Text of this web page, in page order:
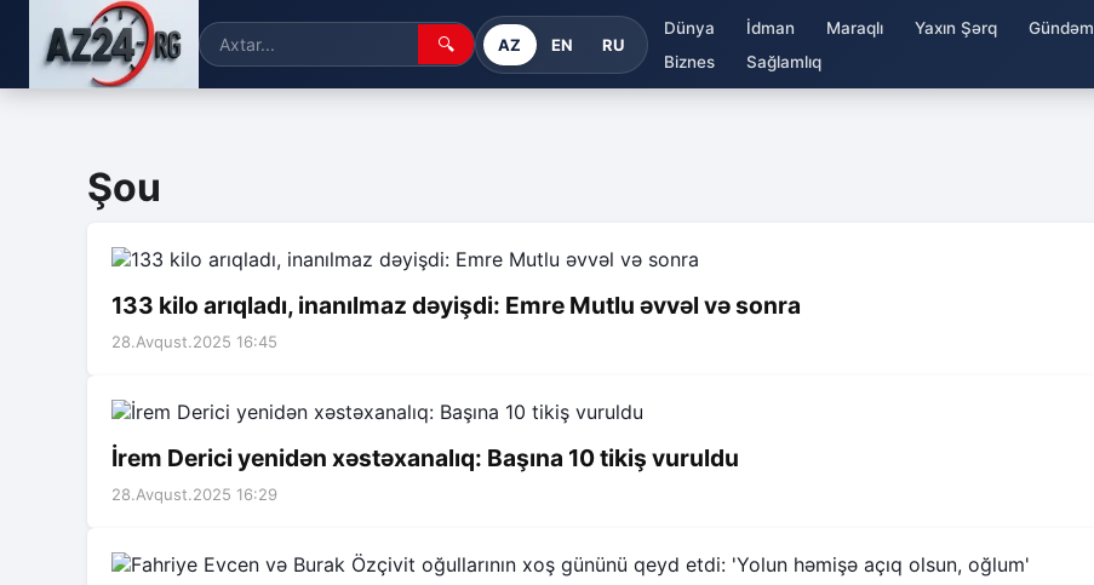
🔍 AZ EN RU
Dünya İdman Maraqlı Yaxın Şərq Gündəm
Biznes
Sağlamlıq
Şou
133 kilo arıqladı, inanılmaz dəyişdi: Emre Mutlu əvvəl və sonra
28.Avqust.2025 16:45
İrem Derici yenidən xəstəxanalıq: Başına 10 tikiş vuruldu
28.Avqust.2025 16:29